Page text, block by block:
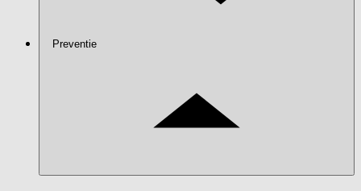
Preventie